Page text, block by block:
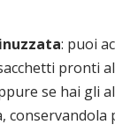
: puoi
pronti
se hai gli
conservandola